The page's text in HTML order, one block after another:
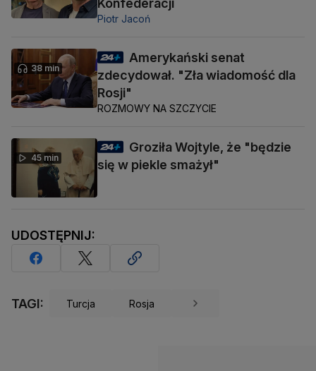
Konfederacji
Piotr Jacoń
38 min
Amerykański senat
zdecydował. "Zła wiadomość dla
Rosji"
ROZMOWY NA SZCZYCIE
45 min
Groziła Wojtyle, że "będzie
się w piekle smażył"
UDOSTĘPNIJ:
TAGI: Turcja Rosja